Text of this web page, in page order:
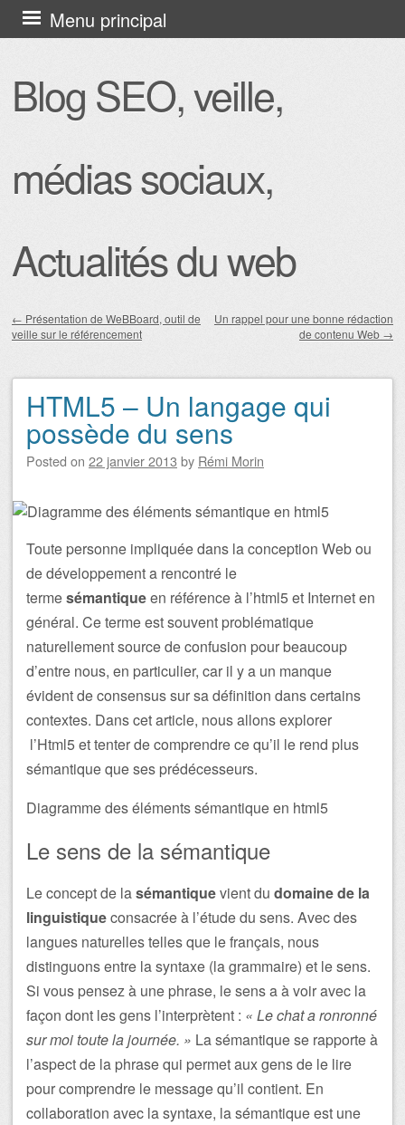
Blog SEO, veille,
médias sociaux,
Actualités du web
Menu principal
Aller
au
principal
Navigation des articles
← Présentation de WeBBoard, outil de
veille sur le référencement
Un rappel pour une bonne rédaction
de contenu Web →
HTML5 – Un langage qui
possède du sens
Posted on 22 janvier 2013 by Rémi Morin
Toute personne impliquée dans la conception Web ou
de développement a rencontré le
termesémantiqueen référence à l’html5 et Internet en
général. Ce terme est souvent problématique
naturellement source de confusion pour beaucoup
d’entre nous, en particulier, car il y a un manque
évident de consensus sur sa définition dans certains
contextes. Dans cet article, nous allons explorer
l’Html5 et tenter de comprendre ce qu’il le rend plus
sémantique que ses prédécesseurs.
Diagramme des éléments sémantique en html5
Le sens de la sémantique
Le concept de lasémantiquevient du domaine de la
linguistiqueconsacrée à l’étude du sens. Avec des
langues naturelles telles que le français, nous
distinguons entre la syntaxe (la grammaire) et le sens.
Si vous pensez à une phrase, le sens a à voir avec la
façon dont les gens l’interprètent : « Le chat a ronronné
sur moi toute la journée. » La sémantique se rapporte à
l’aspect de la phrase qui permet aux gens de le lire
pour comprendre le message qu’il contient. En
collaboration avec la syntaxe, la sémantique est une